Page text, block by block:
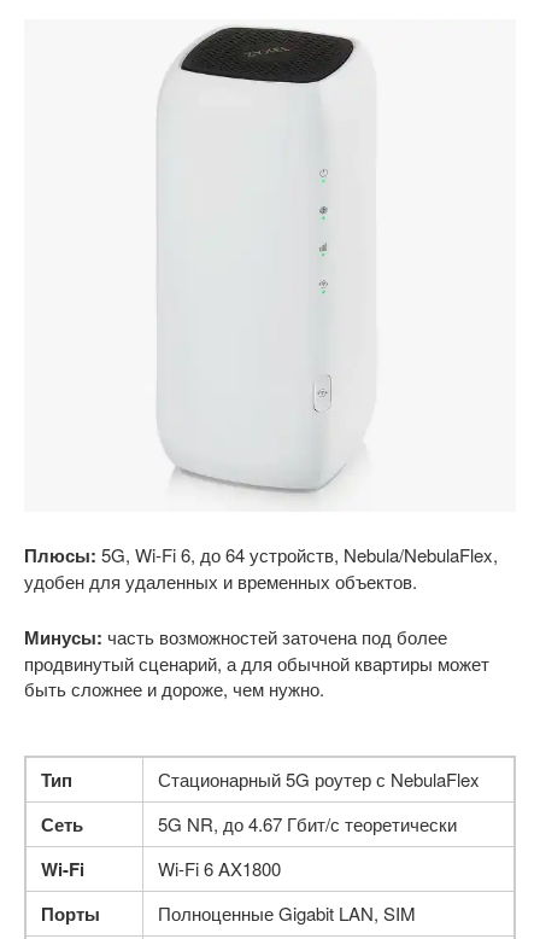
Плюсы: 5G, Wi-Fi 6, до 64 устройств, Nebula/NebulaFlex,
удобен для удаленных и временных объектов.
Минусы: часть возможностей заточена под более
продвинутый сценарий, а для обычной квартиры может
быть сложнее и дороже, чем нужно.
Тип Стационарный 5G роутер с NebulaFlex
Сеть 5G NR, до 4.67 Гбит/с теоретически
Wi-Fi Wi-Fi 6 AX1800
Порты Полноценные Gigabit LAN, SIM